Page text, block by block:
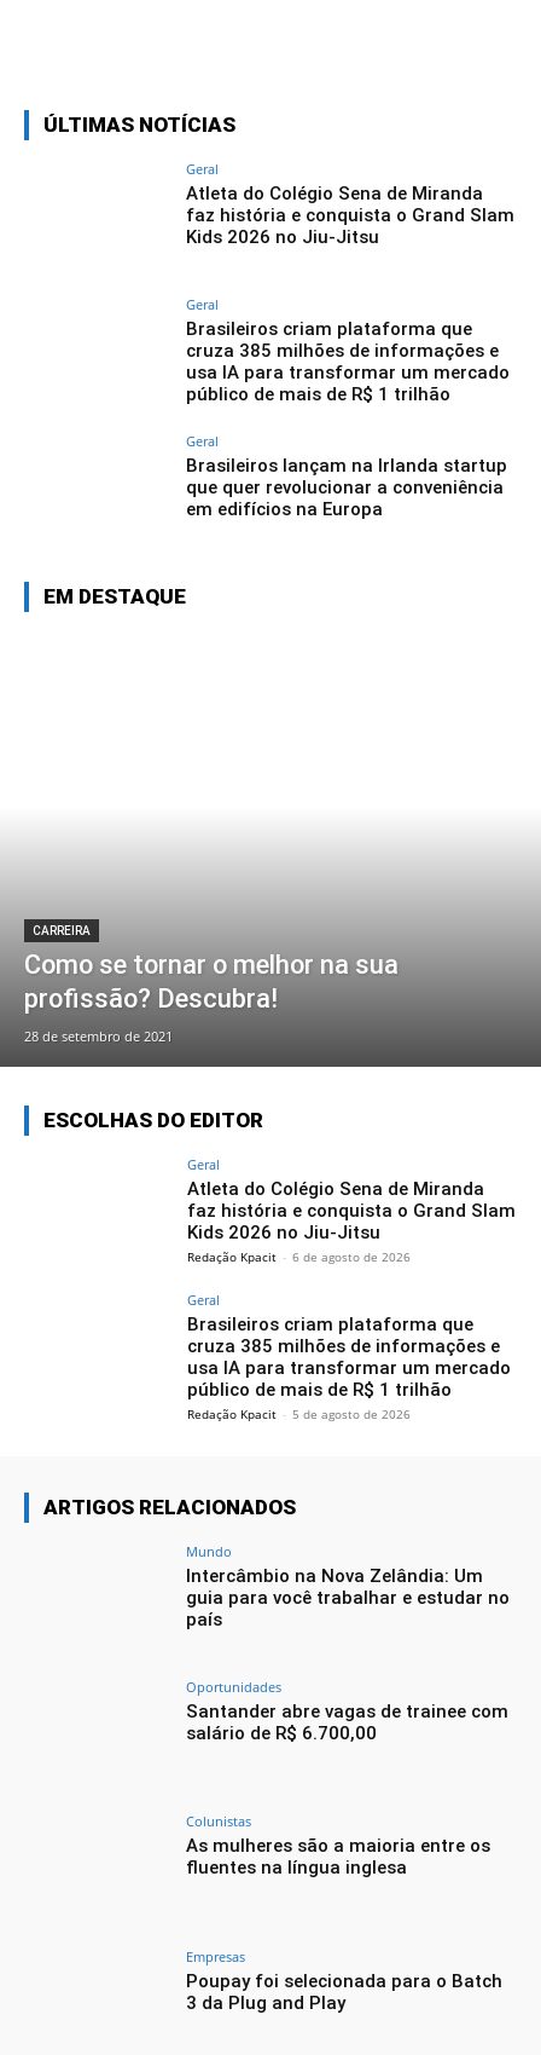
ÚLTIMAS NOTÍCIAS
Geral
Atleta do Colégio Sena de Miranda
faz história e conquista o Grand Slam
Kids 2026 no Jiu-Jitsu
Geral
Brasileiros criam plataforma que
cruza 385 milhões de informações e
usa IA para transformar um mercado
público de mais de R$ 1 trilhão
Geral
Brasileiros lançam na Irlanda startup
que quer revolucionar a conveniência
em edifícios na Europa
EM DESTAQUE
CARREIRA
Como se tornar o melhor na sua
profissão? Descubra!
28 de setembro de 2021
ESCOLHAS DO EDITOR
Geral
Atleta do Colégio Sena de Miranda
faz história e conquista o Grand Slam
Kids 2026 no Jiu-Jitsu
Redação Kpacit - 6 de agosto de 2026
Geral
Brasileiros criam plataforma que
cruza 385 milhões de informações e
usa IA para transformar um mercado
público de mais de R$ 1 trilhão
Redação Kpacit - 5 de agosto de 2026
ARTIGOS RELACIONADOS
Mundo
Intercâmbio na Nova Zelândia: Um
guia para você trabalhar e estudar no
país
Oportunidades
Santander abre vagas de trainee com
salário de R$ 6.700,00
Colunistas
As mulheres são a maioria entre os
fluentes na língua inglesa
Empresas
Poupay foi selecionada para o Batch
3 da Plug and Play